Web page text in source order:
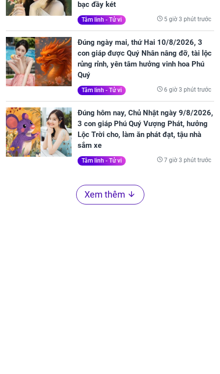
bạc đầy két
Tâm linh - Tử vi 5 giờ 3 phút trước
Đúng ngày mai, thứ Hai 10/8/2026, 3
con giáp được Quý Nhân nâng đỡ, tài lộc
rủng rỉnh, yên tâm hưởng vinh hoa Phú
Quý
Tâm linh - Tử vi 6 giờ 3 phút trước
Đúng hôm nay, Chủ Nhật ngày 9/8/2026,
3 con giáp Phú Quý Vượng Phát, hưởng
Lộc Trời cho, làm ăn phát đạt, tậu nhà
sắm xe
Tâm linh - Tử vi 7 giờ 3 phút trước
Xem thêm